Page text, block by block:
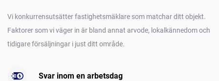
Vi konkurrensutsätter fastighetsmäklare som matchar ditt objekt.
Faktorer som vi väger in är bland annat arvode, lokalkännedom och
tidigare försäljningar i just ditt område.
Svar inom en arbetsdag